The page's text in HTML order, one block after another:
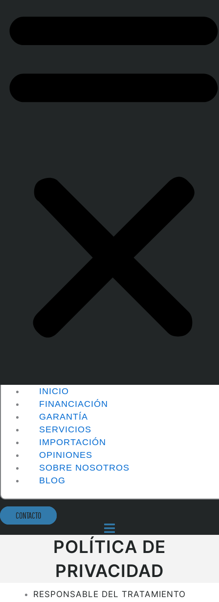
INICIO
FINANCIACIÓN
GARANTÍA
SERVICIOS
IMPORTACIÓN
OPINIONES
SOBRE NOSOTROS
BLOG
CONTACTO
POLÍTICA DE
PRIVACIDAD
RESPONSABLE DEL TRATAMIENTO